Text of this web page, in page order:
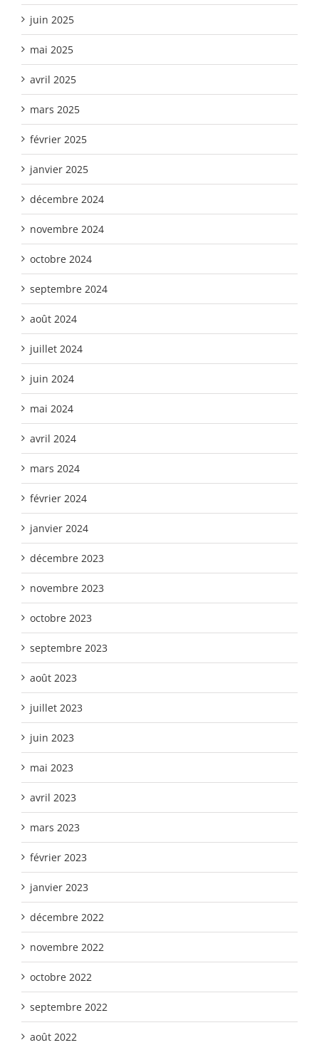
juin 2025
mai 2025
avril 2025
mars 2025
février 2025
janvier 2025
décembre 2024
novembre 2024
octobre 2024
septembre 2024
août 2024
juillet 2024
juin 2024
mai 2024
avril 2024
mars 2024
février 2024
janvier 2024
décembre 2023
novembre 2023
octobre 2023
septembre 2023
août 2023
juillet 2023
juin 2023
mai 2023
avril 2023
mars 2023
février 2023
janvier 2023
décembre 2022
novembre 2022
octobre 2022
septembre 2022
août 2022